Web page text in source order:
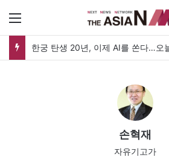
손혁재
자유기고가